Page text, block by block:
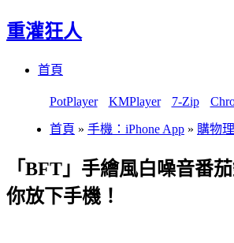
重灌狂人
首頁
PotPlayer KMPlayer 7-Zip
首頁 » 手機：iPhone App » 購物
「BFT」手繪風白噪音番
你放下手機！